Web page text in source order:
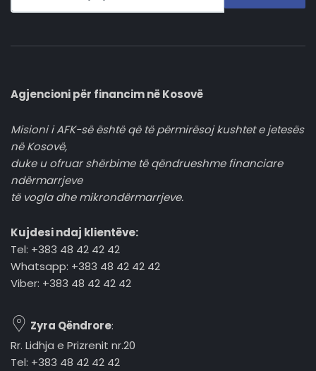
Agjencioni për financim në Kosovë
Misioni i AFK-së është që të përmirësoj kushtet e jetesës
në Kosovë,
duke u ofruar shërbime të qëndrueshme financiare
ndërmarrjeve
të vogla dhe mikrondërmarrjeve.
Kujdesi ndaj klientëve:
Tel: +383 48 42 42 42
Whatsapp: +383 48 42 42 42
Viber: +383 48 42 42 42
Zyra Qëndrore:
Rr. Lidhja e Prizrenit nr.20
Tel: +383 48 42 42 42